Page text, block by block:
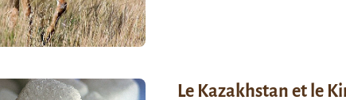
Le Kazakhstan et le